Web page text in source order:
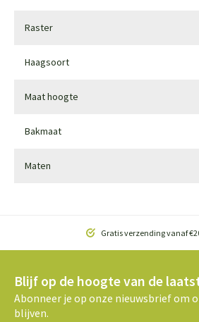
Raster
Haagsoort
Maat hoogte
Bakmaat
Maten
Gratis verzending vanaf
Blijf op de hoogte van de
Abonneer je op onze nieuwsbrief om
blijven.